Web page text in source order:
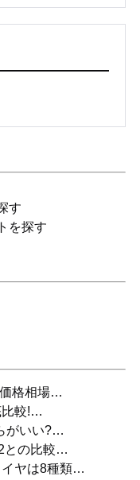
す
を探す
格相場…
比較!…
がいい?…
との比較…
ヤは8種類…